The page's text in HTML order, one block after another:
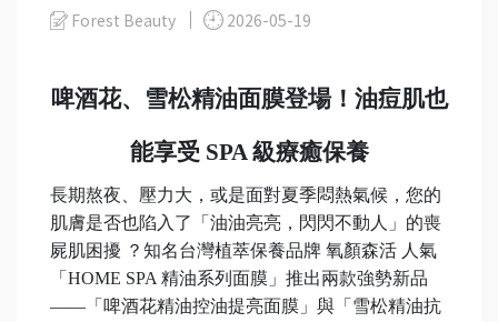
Forest Beauty 2026-05-19
啤酒花、雪松精油面膜登場！油痘肌也
能享受 SPA 級療癒保養
長期熬夜、壓力大，或是面對夏季悶熱氣候，您的
肌膚是否也陷入了「油油亮亮，閃閃不動人」的喪
屍肌困擾 ？知名台灣植萃保養品牌 氧顏森活 人氣
「HOME SPA 精油系列面膜」推出兩款強勢新品
——「啤酒花精油控油提亮面膜」與「雪松精油抗